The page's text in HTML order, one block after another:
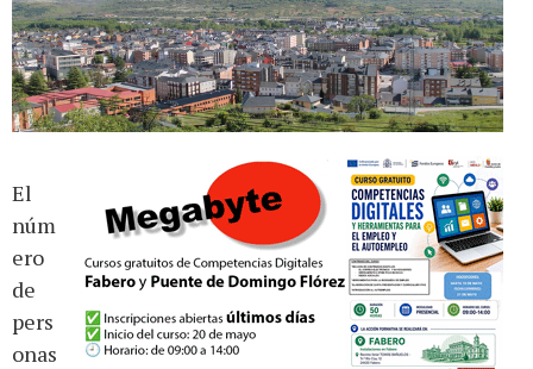
El
núm
ero
de
pers
onas